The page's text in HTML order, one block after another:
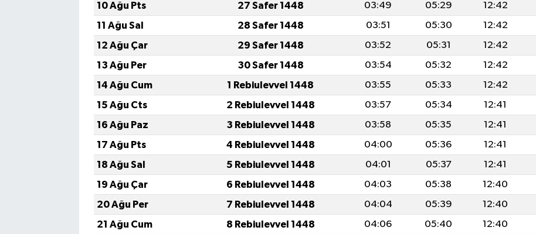
10 Ağu Pts
27 Safer 1448 03:49 05:29 12:42
11 Ağu Sal
28 Safer 1448 03:51 05:30 12:42
12 Ağu Çar
29 Safer 1448 03:52 05:31 12:42
13 Ağu Per
30 Safer 1448 03:54 05:32 12:42
14 Ağu Cum
1 Rebiulevvel 1448 03:55 05:33 12:42
15 Ağu Cts
2 Rebiulevvel 1448 03:57 05:34 12:41
16 Ağu Paz
3 Rebiulevvel 1448 03:58 05:35 12:41
17 Ağu Pts
4 Rebiulevvel 1448 04:00 05:36 12:41
18 Ağu Sal
5 Rebiulevvel 1448 04:01 05:37 12:41
19 Ağu Çar
6 Rebiulevvel 1448 04:03 05:38 12:40
20 Ağu Per
7 Rebiulevvel 1448 04:04 05:39 12:40
21 Ağu Cum
8 Rebiulevvel 1448 04:06 05:40 12:40